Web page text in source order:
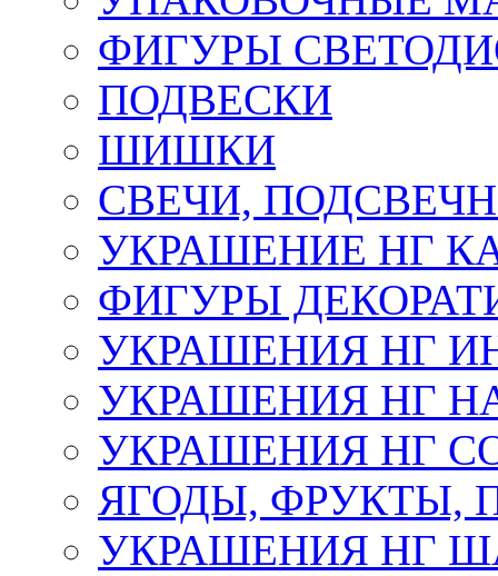
ФИГУРЫ
ПОДВЕСКИ
ШИШКИ
СВЕЧИ,
УКРАШЕНИЕ НГ
ФИГУРЫ
УКРАШЕНИЯ НГ
УКРАШЕНИЯ НГ
УКРАШЕНИЯ НГ
ЯГОДЫ, ФРУКТЫ,
УКРАШЕНИЯ НГ